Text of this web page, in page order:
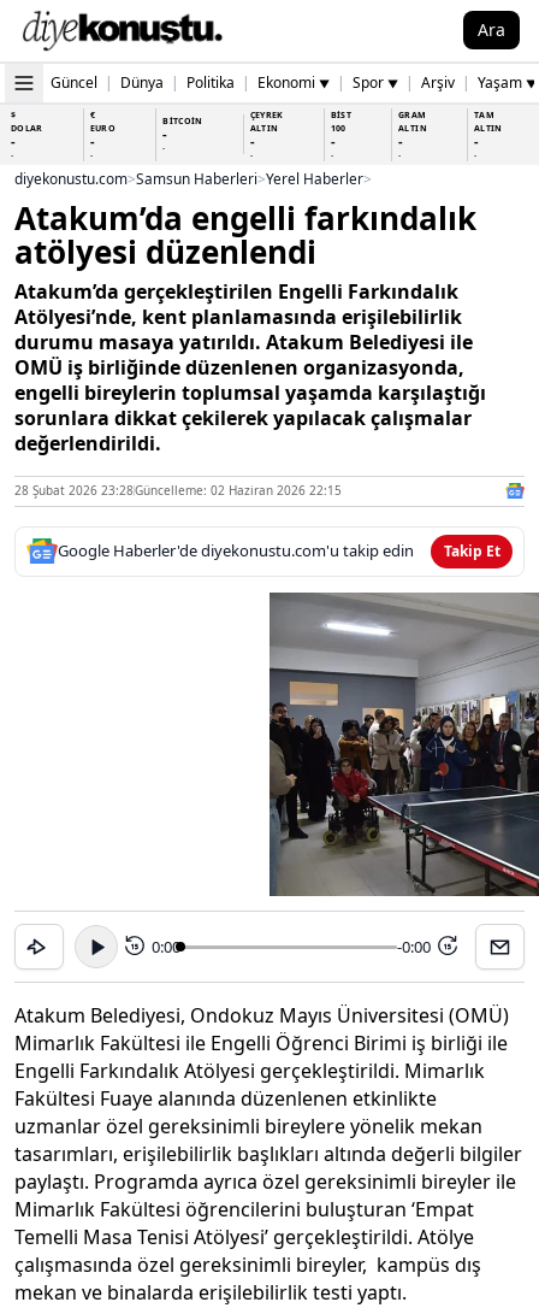
Ara
Güncel | Dünya | Politika | Ekonomi ▼ | Spor ▼ | Arşiv | Yaşam ▼
$
DOLAR
-
-
€
EURO
-
-
BİTCOİN
-
-
ÇEYREK
ALTIN
-
-
BİST
100
-
-
GRAM
ALTIN
-
-
TAM
ALTIN
-
-
diyekonustu.com>Samsun Haberleri>Yerel Haberler>
Atakum’da engelli farkındalık
atölyesi düzenlendi
Atakum’da gerçekleştirilen Engelli Farkındalık
Atölyesi’nde, kent planlamasında erişilebilirlik
durumu masaya yatırıldı. Atakum Belediyesi ile
OMÜ iş birliğinde düzenlenen organizasyonda,
engelli bireylerin toplumsal yaşamda karşılaştığı
sorunlara dikkat çekilerek yapılacak çalışmalar
değerlendirildi.
28 Şubat 2026 23:28Güncelleme: 02 Haziran 2026 22:15
Google Haberler'de diyekonustu.com'u takip edin Takip Et
15 0:00 -0:00 15
Atakum Belediyesi, Ondokuz Mayıs Üniversitesi (OMÜ)
Mimarlık Fakültesi ile Engelli Öğrenci Birimi iş birliği ile
Engelli Farkındalık Atölyesi gerçekleştirildi. Mimarlık
Fakültesi Fuaye alanında düzenlenen etkinlikte
uzmanlar özel gereksinimli bireylere yönelik mekan
tasarımları, erişilebilirlik başlıkları altında değerli bilgiler
paylaştı. Programda ayrıca özel gereksinimli bireyler ile
Mimarlık Fakültesi öğrencilerini buluşturan ‘Empat
Temelli Masa Tenisi Atölyesi’ gerçekleştirildi. Atölye
çalışmasında özel gereksinimli bireyler, kampüs dış
mekan ve binalarda erişilebilirlik testi yaptı.